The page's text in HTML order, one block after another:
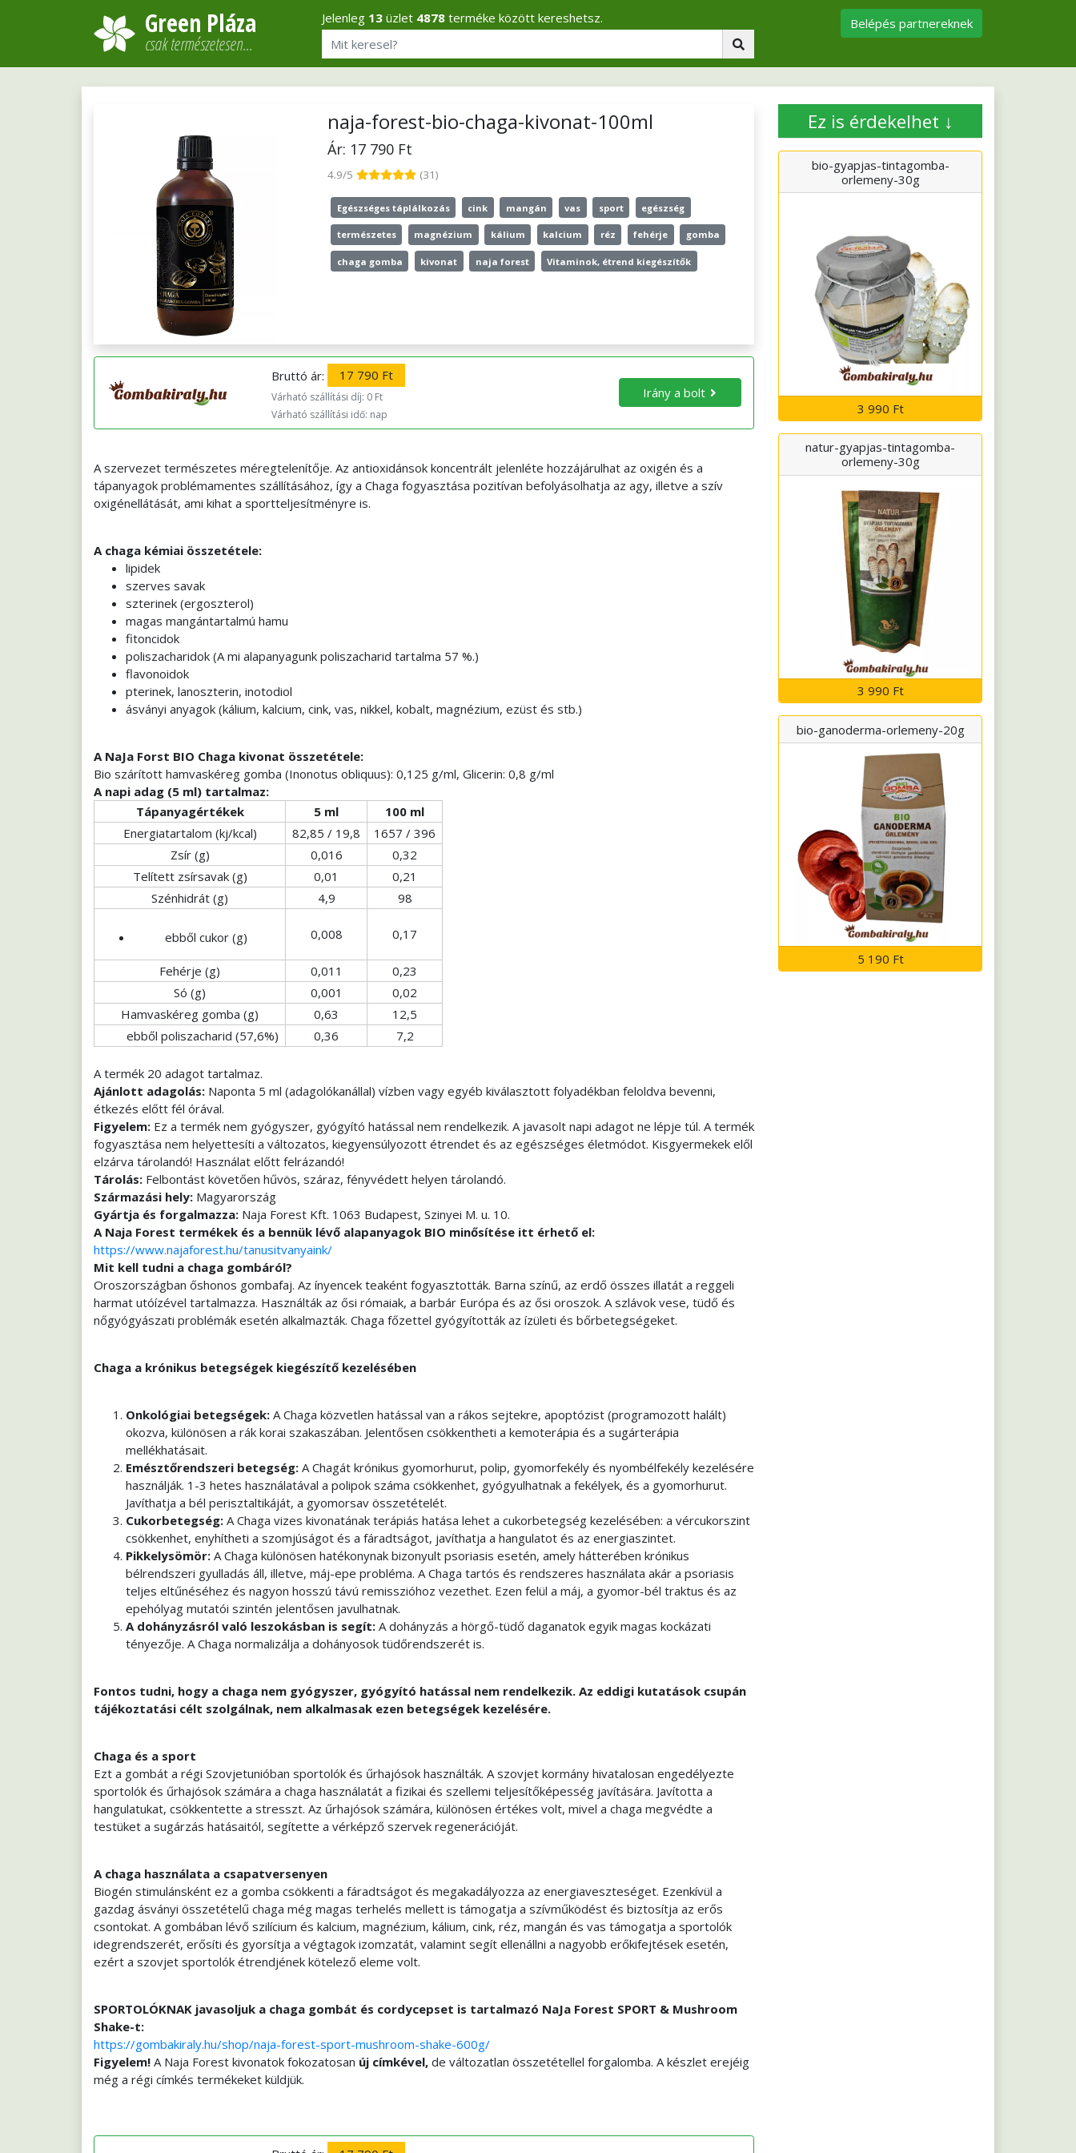
Green Pláza
csak természetesen…
Jelenleg 13 üzlet 4878 terméke között kereshetsz. Belépés partnereknek
naja-forest-bio-chaga-kivonat-100ml
Ár: 17 790 Ft
4.9/5 (31)
Egészséges táplálkozás cink mangán vas sport egészség
természetes magnézium kálium kalcium réz fehérje gomba
chaga gomba kivonat naja forest Vitaminok, étrend kiegészítők
Bruttó ár: 17 790 Ft
Várható szállítási díj: 0 Ft
Várható szállítási idő: nap
Irány a bolt
A szervezet természetes méregtelenítője. Az antioxidánsok koncentrált jelenléte hozzájárulhat az oxigén és a
tápanyagok problémamentes szállításához, így a Chaga fogyasztása pozitívan befolyásolhatja az agy, illetve a szív
oxigénellátását, ami kihat a sportteljesítményre is.
A chaga kémiai összetétele:
lipidek
szerves savak
szterinek (ergoszterol)
magas mangántartalmú hamu
fitoncidok
poliszacharidok (A mi alapanyagunk poliszacharid tartalma 57 %.)
flavonoidok
pterinek, lanoszterin, inotodiol
ásványi anyagok (kálium, kalcium, cink, vas, nikkel, kobalt, magnézium, ezüst és stb.)
A NaJa Forst BIO Chaga kivonat összetétele:
Bio szárított hamvaskéreg gomba (Inonotus obliquus): 0,125 g/ml, Glicerin: 0,8 g/ml
A napi adag (5 ml) tartalmaz:
Tápanyagértékek
5 ml
100 ml
Energiatartalom (kj/kcal)
82,85 / 19,8
1657 / 396
Zsír (g)
0,016
0,32
Telített zsírsavak (g)
0,01
0,21
Szénhidrát (g)
4,9 98
ebből cukor (g) 0,008 0,17
Fehérje (g) 0,011
0,23
Só (g)
0,001
0,02
Hamvaskéreg gomba (g)
0,63
12,5
ebből poliszacharid (57,6%)
0,36 7,2
A termék 20 adagot tartalmaz.
Ajánlott adagolás: Naponta 5 ml (adagolókanállal) vízben vagy egyéb kiválasztott folyadékban feloldva bevenni,
étkezés előtt fél órával.
Figyelem: Ez a termék nem gyógyszer, gyógyító hatással nem rendelkezik. A javasolt napi adagot ne lépje túl. A termék
fogyasztása nem helyettesíti a változatos, kiegyensúlyozott étrendet és az egészséges életmódot. Kisgyermekek elől
elzárva tárolandó! Használat előtt felrázandó!
Tárolás: Felbontást követően hűvös, száraz, fényvédett helyen tárolandó.
Származási hely: Magyarország
Gyártja és forgalmazza: Naja Forest Kft. 1063 Budapest, Szinyei M. u. 10.
A Naja Forest termékek és a bennük lévő alapanyagok BIO minősítése itt érhető el:
https://www.najaforest.hu/tanusitvanyaink/
Mit kell tudni a chaga gombáról?
Oroszországban őshonos gombafaj. Az ínyencek teaként fogyasztották. Barna színű, az erdő összes illatát a reggeli
harmat utóízével tartalmazza. Használták az ősi rómaiak, a barbár Európa és az ősi oroszok. A szlávok vese, tüdő és
nőgyógyászati problémák esetén alkalmazták. Chaga főzettel gyógyították az ízületi és bőrbetegségeket.
Chaga a krónikus betegségek kiegészítő kezelésében
Onkológiai betegségek: A Chaga közvetlen hatással van a rákos sejtekre, apoptózist (programozott halált)
okozva, különösen a rák korai szakaszában. Jelentősen csökkentheti a kemoterápia és a sugárterápia
mellékhatásait.
Emésztőrendszeri betegség: A Chagát krónikus gyomorhurut, polip, gyomorfekély és nyombélfekély kezelésére
használják. 1-3 hetes használatával a polipok száma csökkenhet, gyógyulhatnak a fekélyek, és a gyomorhurut.
Javíthatja a bél perisztaltikáját, a gyomorsav összetételét.
Cukorbetegség: A Chaga vizes kivonatának terápiás hatása lehet a cukorbetegség kezelésében: a vércukorszint
csökkenhet, enyhítheti a szomjúságot és a fáradtságot, javíthatja a hangulatot és az energiaszintet.
Pikkelysömör: A Chaga különösen hatékonynak bizonyult psoriasis esetén, amely hátterében krónikus
bélrendszeri gyulladás áll, illetve, máj-epe probléma. A Chaga tartós és rendszeres használata akár a psoriasis
teljes eltűnéséhez és nagyon hosszú távú remisszióhoz vezethet. Ezen felül a máj, a gyomor-bél traktus és az
epehólyag mutatói szintén jelentősen javulhatnak.
A dohányzásról való leszokásban is segít: A dohányzás a hörgő-tüdő daganatok egyik magas kockázati
tényezője. A Chaga normalizálja a dohányosok tüdőrendszerét is.
Fontos tudni, hogy a chaga nem gyógyszer, gyógyító hatással nem rendelkezik. Az eddigi kutatások csupán
tájékoztatási célt szolgálnak, nem alkalmasak ezen betegségek kezelésére.
Chaga és a sport
Ezt a gombát a régi Szovjetunióban sportolók és űrhajósok használták. A szovjet kormány hivatalosan engedélyezte
sportolók és űrhajósok számára a chaga használatát a fizikai és szellemi teljesítőképesség javítására. Javította a
hangulatukat, csökkentette a stresszt. Az űrhajósok számára, különösen értékes volt, mivel a chaga megvédte a
testüket a sugárzás hatásaitól, segítette a vérképző szervek regenerációját.
A chaga használata a csapatversenyen
Biogén stimulánsként ez a gomba csökkenti a fáradtságot és megakadályozza az energiaveszteséget. Ezenkívül a
gazdag ásványi összetételű chaga még magas terhelés mellett is támogatja a szívműködést és biztosítja az erős
csontokat. A gombában lévő szilícium és kalcium, magnézium, kálium, cink, réz, mangán és vas támogatja a sportolók
idegrendszerét, erősíti és gyorsítja a végtagok izomzatát, valamint segít ellenállni a nagyobb erőkifejtések esetén,
ezért a szovjet sportolók étrendjének kötelező eleme volt.
SPORTOLÓKNAK javasoljuk a chaga gombát és cordycepset is tartalmazó NaJa Forest SPORT & Mushroom
Shake-t:
https://gombakiraly.hu/shop/naja-forest-sport-mushroom-shake-600g/
Figyelem! A Naja Forest kivonatok fokozatosan új címkével, de változatlan összetétellel forgalomba. A készlet erejéig
még a régi címkés termékeket küldjük.
Ez is érdekelhet ↓
bio-gyapjas-tintagomba-
orlemeny-30g
3 990 Ft
natur-gyapjas-tintagomba-
orlemeny-30g
3 990 Ft
bio-ganoderma-orlemeny-20g
5 190 Ft